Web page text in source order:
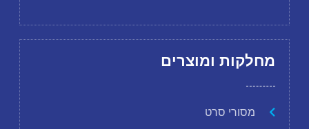
מחלקות ומוצרים
מסורי סרט